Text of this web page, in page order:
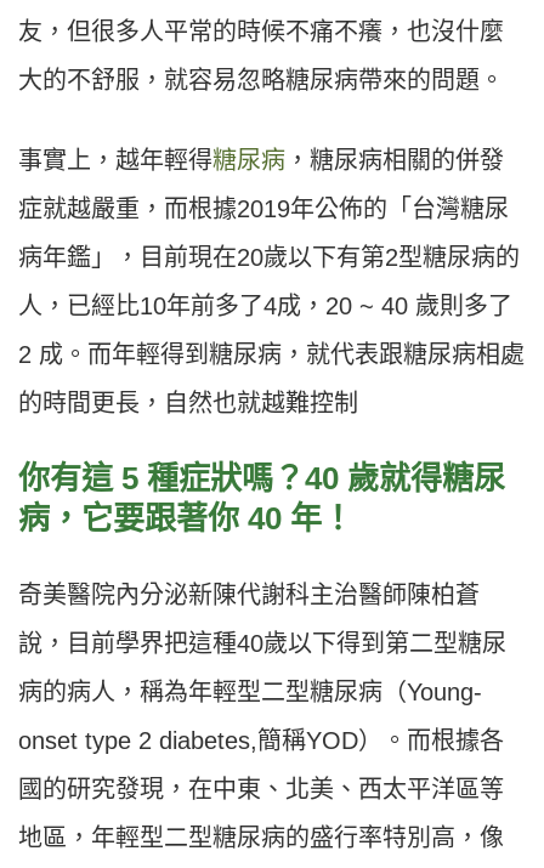
友，但很多人平常的時候不痛不癢，也沒什麼
大的不舒服，就容易忽略糖尿病帶來的問題。
事實上，越年輕得糖尿病 ，糖尿病相關的併發
症就越嚴重，而根據2019年公佈的「台灣糖尿
病年鑑」，目前現在20歲以下有第2型糖尿病的
人，已經比10年前多了4成，20 ~ 40 歲則多了
2 成。而年輕得到糖尿病，就代表跟糖尿病相處
的時間更長，自然也就越難控制
你有這 5 種症狀嗎？40 歲就得糖尿
病，它要跟著你 40 年！
奇美醫院內分泌新陳代謝科主治醫師陳柏蒼
說，目前學界把這種40歲以下得到第二型糖尿
病的病人，稱為年輕型二型糖尿病（Young-
onset type 2 diabetes,簡稱YOD）。而根據各
國的研究發現，在中東、北美、西太平洋區等
地區，年輕型二型糖尿病的盛行率特別高，像